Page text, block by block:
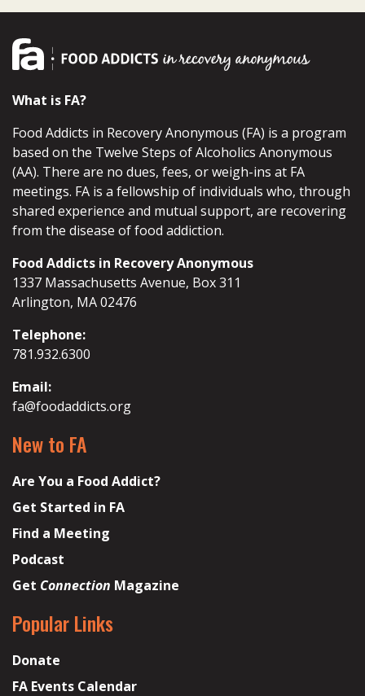
What is FA?
Food Addicts in Recovery Anonymous (FA) is a program
based on the Twelve Steps of Alcoholics Anonymous
(AA). There are no dues, fees, or weigh-ins at FA
meetings. FA is a fellowship of individuals who, through
shared experience and mutual support, are recovering
from the disease of food addiction.
Food Addicts in Recovery Anonymous
1337 Massachusetts Avenue, Box 311
Arlington, MA 02476
Telephone:
781.932.6300
Email:
fa@foodaddicts.org
New to FA
Are You a Food Addict?
Get Started in FA
Find a Meeting
Podcast
Get Connection Magazine
Popular Links
Donate
FA Events Calendar